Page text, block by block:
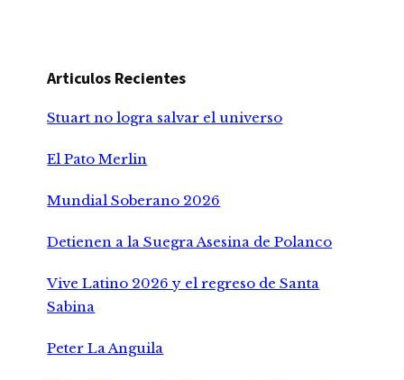
Articulos Recientes
Stuart no logra salvar el universo
El Pato Merlin
Mundial Soberano 2026
Detienen a la Suegra Asesina de Polanco
Vive Latino 2026 y el regreso de Santa
Sabina
Peter La Anguila